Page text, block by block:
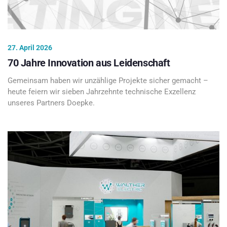
27. April 2026
70 Jahre Innovation aus Leidenschaft
Gemeinsam haben wir unzählige Projekte sicher gemacht –
heute feiern wir sieben Jahrzehnte technische Exzellenz
unseres Partners Doepke.